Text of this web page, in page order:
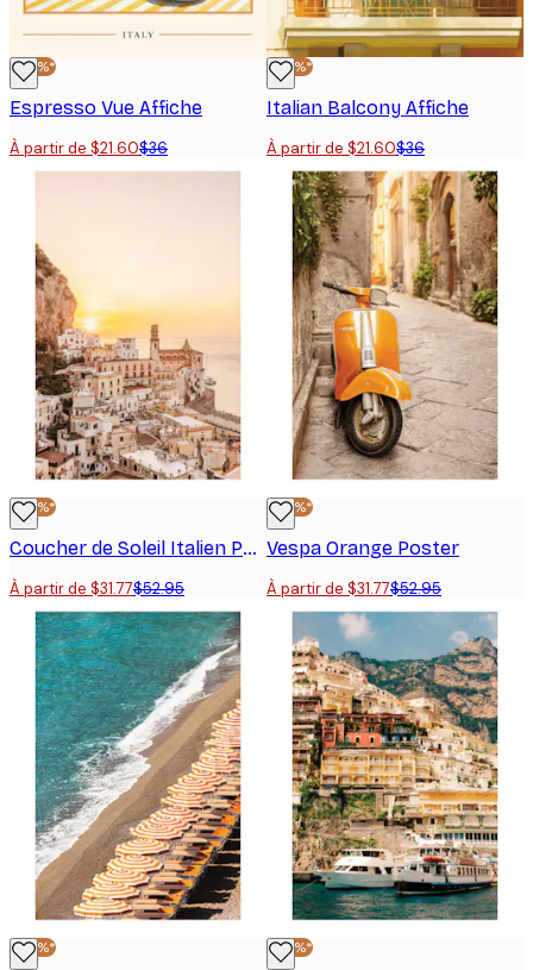
-40%*
Espresso Vue Affiche
À partir de $21.60$36
-40%*
Italian Balcony Affiche
À partir de $21.60$36
-40%*
Coucher de Soleil Italien Poster
À partir de $31.77$52.95
-40%*
Vespa Orange Poster
À partir de $31.77$52.95
-40%* -40%*